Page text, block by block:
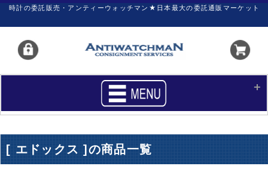
時計の委託販売・アンティーウォッチマン★日本最大の委託通販マーケット
買いたい 売りたい
[ エドックス ]の商品一覧